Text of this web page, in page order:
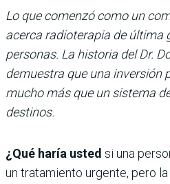
Lo que comenzó como un
acerca radioterapia de última
personas. La historia del Dr.
demuestra que una inversión
mucho más que un sistema
destinos.
¿Qué haría usted si una
un tratamiento urgente, pero